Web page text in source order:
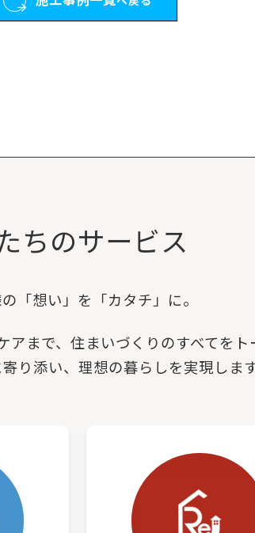
ちのサービス
「想い」を「カタチ」に。
まで、 住まいづくりのすべてを
り添い、 理想の暮らしを実現します